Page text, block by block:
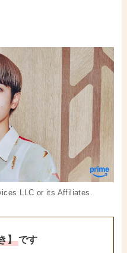
LLC or its Affiliates.
】です